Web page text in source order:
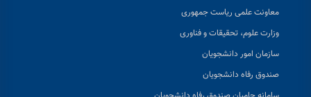
معاونت علمی ریاست جمهوری
وزارت علوم، تحقیقات و فناوری
سازمان امور دانشجویان
صندوق رفاه دانشجویان